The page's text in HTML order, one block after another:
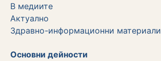
В медиите
Актуално
Здравно-информационни материали
Основни дейности